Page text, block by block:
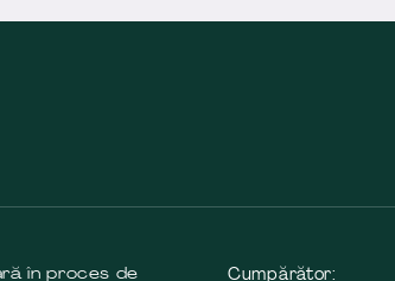
în proces de
Cumpărător: